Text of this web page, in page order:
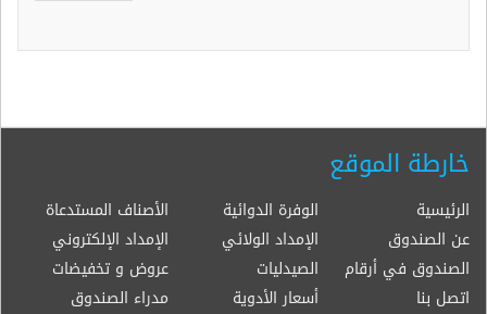
خارطة الموقع
الرئيسية الوفرة الدوائية
الأصناف المستدعاة
عن الصندوق
الإمداد الولائي
الإمداد الإلكتروني
الصندوق في أرقام
الصيدليات
عروض و تخفيضات
اتصل بنا
أسعار الأدوية مدراء الصندوق